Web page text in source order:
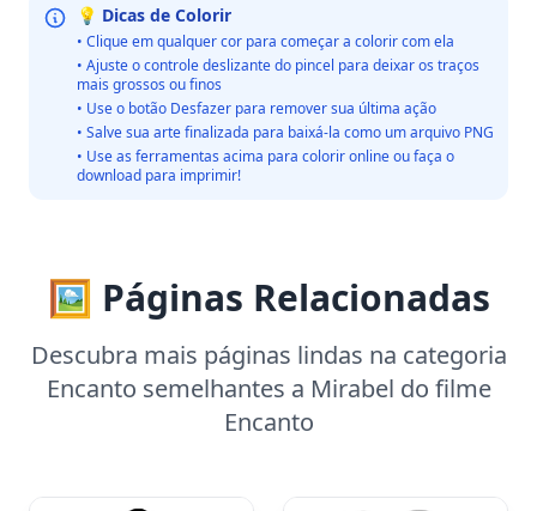
💡 Dicas de Colorir
• Clique em qualquer cor para começar a colorir com ela
• Ajuste o controle deslizante do pincel para deixar os traços
mais grossos ou finos
• Use o botão Desfazer para remover sua última ação
• Salve sua arte finalizada para baixá-la como um arquivo PNG
• Use as ferramentas acima para colorir online ou faça o
download para imprimir!
🖼️ Páginas Relacionadas
Descubra mais páginas lindas na categoria
Encanto semelhantes a Mirabel do filme
Encanto